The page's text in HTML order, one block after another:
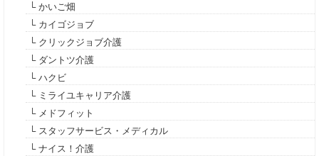
└ かいご畑
└ カイゴジョブ
└ クリックジョブ介護
└ ダントツ介護
└ ハクビ
└ ミライユキャリア介護
└ メドフィット
└ スタッフサービス・メディカル
└ ナイス！介護